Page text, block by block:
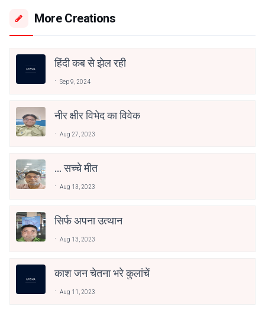
More Creations
हिंदी कब से झेल रही
Sep 9, 2024
नीर क्षीर विभेद का विवेक
Aug 27, 2023
... सच्चे मीत
Aug 13, 2023
सिर्फ अपना उत्थान
Aug 13, 2023
काश जन चेतना भरे कुलांचें
Aug 11, 2023